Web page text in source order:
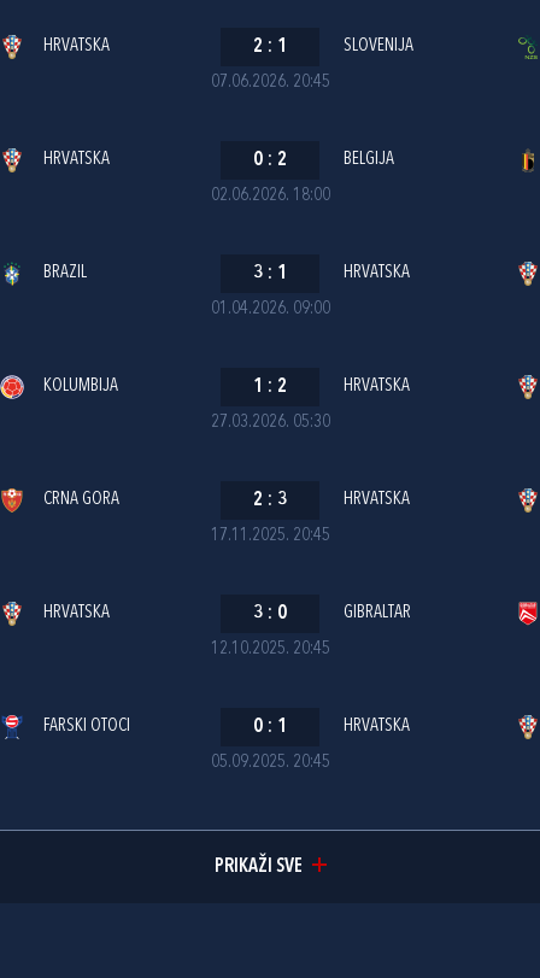
07.06.2026. 20:45
HRVATSKA 2 : 1 SLOVENIJA
02.06.2026. 18:00
HRVATSKA 0 : 2 BELGIJA
01.04.2026. 09:00
BRAZIL 3 : 1 HRVATSKA
27.03.2026. 05:30
KOLUMBIJA 1 : 2 HRVATSKA
17.11.2025. 20:45
CRNA GORA 2 : 3 HRVATSKA
12.10.2025. 20:45
HRVATSKA 3 : 0 GIBRALTAR
05.09.2025. 20:45
FARSKI OTOCI 0 : 1 HRVATSKA
PRIKAŽI SVE